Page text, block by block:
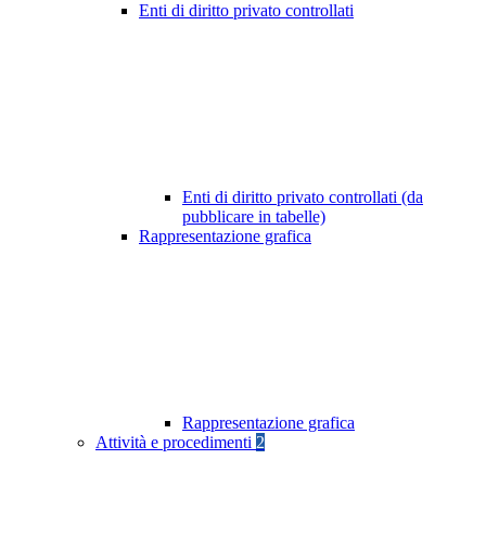
Enti di diritto privato controllati
Enti di diritto privato controllati (da
pubblicare in tabelle)
Rappresentazione grafica
Rappresentazione grafica
Attività e procedimenti 2